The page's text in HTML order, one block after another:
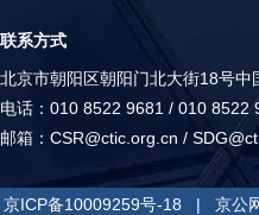
联系方式
北京市朝阳区朝阳门北大街18号
电话：010 8522 9681 / 010 8522
邮箱： CSR@ctic.org.cn /
京ICP备10009259号-18 | 京公